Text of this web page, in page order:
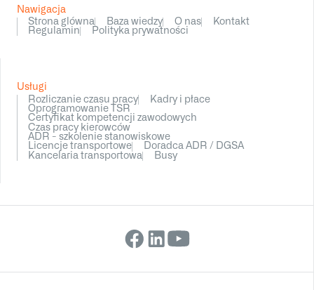
Nawigacja
Strona glówna
Baza wiedzy O nas
Kontakt
Regulamin
Polityka prywatności
Usługi
Rozliczanie czasu pracy
Kadry i płace
Oprogramowanie TSR
Certyfikat kompetencji zawodowych
Czas pracy kierowców
ADR - szkolenie stanowiskowe
Licencje transportowe
Doradca ADR / DGSA
Kancelaria transportowa
Busy